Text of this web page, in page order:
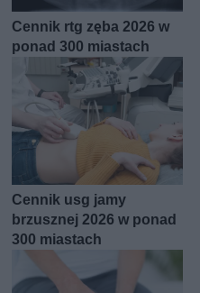
Cennik rtg zęba 2026 w
ponad 300 miastach
Cennik usg jamy
brzusznej 2026 w ponad
300 miastach